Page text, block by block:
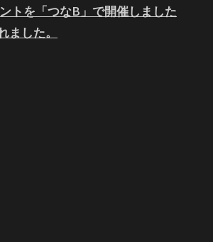
トを「つなB」で開催しました
した。